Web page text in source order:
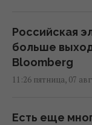
Российская
больше
Bloomberg
11:26 пятница, 07
Есть еще